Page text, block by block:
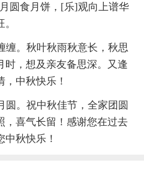
圆食月饼，[乐]观向上谱华
缠。秋叶秋雨秋意长，秋思
时，想及亲友备思深。又逢
中秋快乐！
圆。祝中秋佳节，全家团圆
，喜气长留！感谢您在过去
秋快乐！